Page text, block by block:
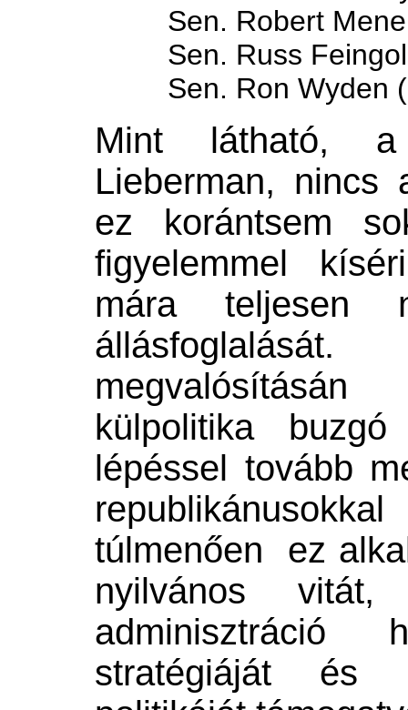
Sen. Robert
Sen. Russ
Sen. Ron Wyden
Mint látható,
Lieberman, nincs
ez korántsem
figyelemmel
mára teljesen
megvalósításán
külpolitika
lépéssel tovább
túlmenően ez
nyilvános
adminisztráció
stratégiáját és